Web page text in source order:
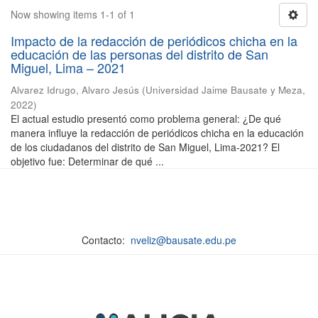
Now showing items 1-1 of 1
Impacto de la redacción de periódicos chicha en la
educación de las personas del distrito de San
Miguel, Lima – 2021
Alvarez Idrugo, Alvaro Jesús (Universidad Jaime Bausate y Meza,
2022)
El actual estudio presentó como problema general: ¿De qué
manera influye la redacción de periódicos chicha en la educación
de los ciudadanos del distrito de San Miguel, Lima-2021? El
objetivo fue: Determinar de qué ...
Contacto: nveliz@bausate.edu.pe